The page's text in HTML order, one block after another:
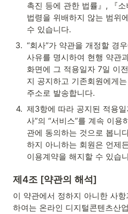
촉진 등에 관한 법률』, 『
법령을 위배하지 않는 범위
수 있습니다.
3. “회사”가 약관을 개정할 경
사유를 명시하여 현행 약관
화면에 그 적용일자 7일 이
지 공지하고 기존회원에게
주소로 발송합니다.
4. 제3항에 따라 공지된 적용일
사”의 “서비스”를 계속 이
관에 동의하는 것으로 봅니
하지 아니하는 회원은 언제
이용계약을 해지할 수 있습
제4조 [약관의 해석]
이 약관에서 정하지 아니한 사
하여는 온라인 디지털콘텐츠산